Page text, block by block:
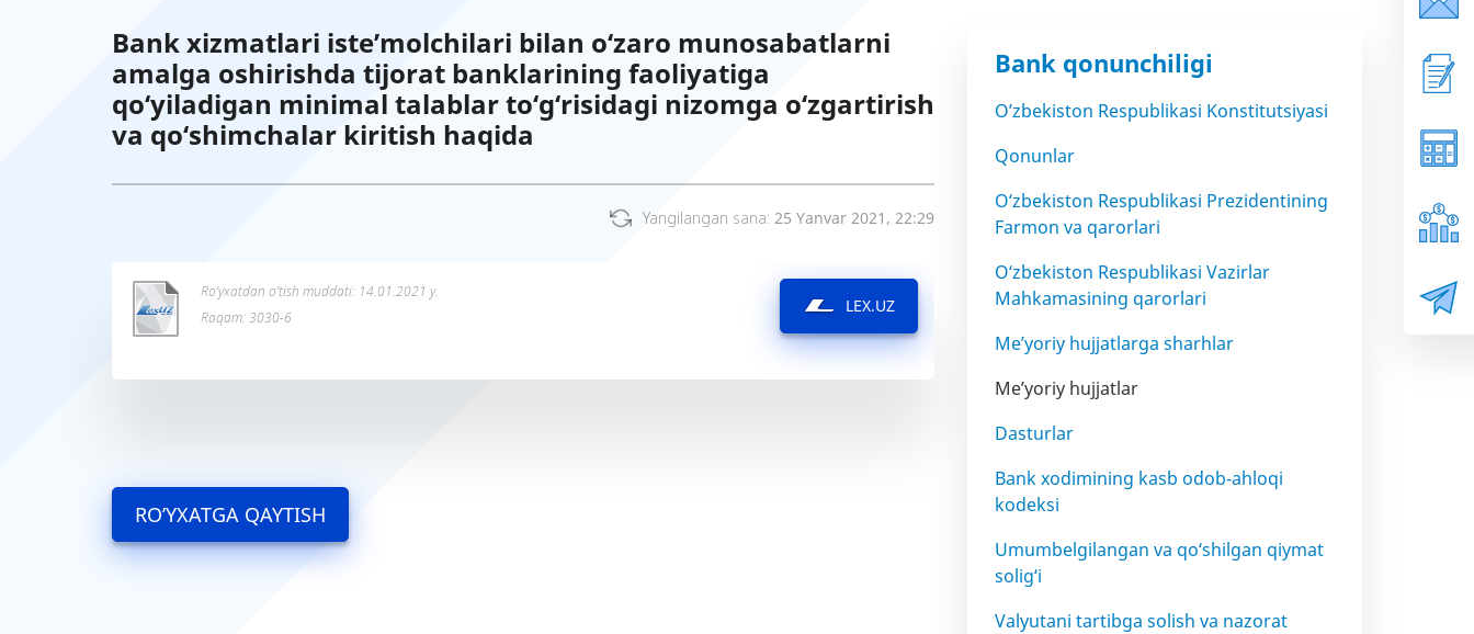
Bank xizmatlari iste’molchilari bilan o‘zaro munosabatlarni
amalga oshirishda tijorat banklarining faoliyatiga
qo‘yiladigan minimal talablar to‘g‘risidagi nizomga o‘zgartirish
va qo‘shimchalar kiritish haqida
Yangilangan sana: 25 Yanvar 2021, 22:29
Ro’yxatdan o’tish muddati: 14.01.2021 y.
Raqam: 3030-6
LEX.UZ
RO’YXATGA QAYTISH
Bank qonunchiligi
O’zbekiston Respublikasi Konstitutsiyasi
Qonunlar
O‘zbekiston Respublikasi Prezidentining
Farmon va qarorlari
O‘zbekiston Respublikasi Vazirlar
Mahkamasining qarorlari
Me’yoriy hujjatlarga sharhlar
Me’yoriy hujjatlar
Dasturlar
Bank xodimining kasb odob-ahloqi
kodeksi
Umumbelgilangan va qo‘shilgan qiymat
solig‘i
Valyutani tartibga solish va nazorat